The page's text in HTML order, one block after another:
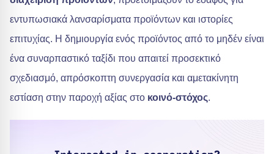
εντυπωσιακά λανσαρίσματα προϊόντων και ιστορίες
επιτυχίας. Η δημιουργία ενός προϊόντος από το μηδέν είναι
ένα συναρπαστικό ταξίδι που απαιτεί προσεκτικό
σχεδιασμό, απρόσκοπτη συνεργασία και αμετακίνητη
εστίαση στην παροχή αξίας στο κοινό-στόχος.